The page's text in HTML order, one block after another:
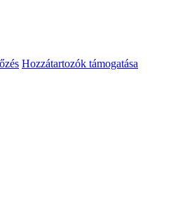
Hozzátartozók támogatása